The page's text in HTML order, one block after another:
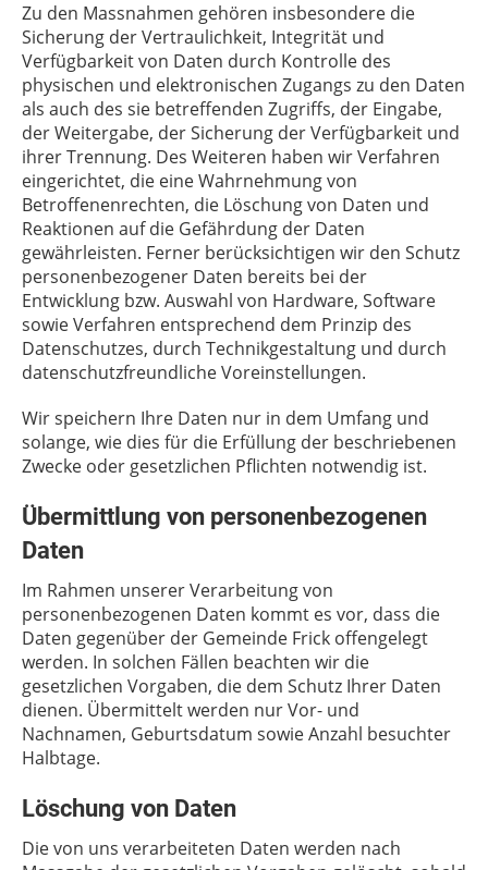
Zu den Massnahmen gehören insbesondere die
Sicherung der Vertraulichkeit, Integrität und
Verfügbarkeit von Daten durch Kontrolle des
physischen und elektronischen Zugangs zu den Daten
als auch des sie betreffenden Zugriffs, der Eingabe,
der Weitergabe, der Sicherung der Verfügbarkeit und
ihrer Trennung. Des Weiteren haben wir Verfahren
eingerichtet, die eine Wahrnehmung von
Betroffenenrechten, die Löschung von Daten und
Reaktionen auf die Gefährdung der Daten
gewährleisten. Ferner berücksichtigen wir den Schutz
personenbezogener Daten bereits bei der
Entwicklung bzw. Auswahl von Hardware, Software
sowie Verfahren entsprechend dem Prinzip des
Datenschutzes, durch Technikgestaltung und durch
datenschutzfreundliche Voreinstellungen.
Wir speichern Ihre Daten nur in dem Umfang und
solange, wie dies für die Erfüllung der beschriebenen
Zwecke oder gesetzlichen Pflichten notwendig ist.
Übermittlung von personenbezogenen
Daten
Im Rahmen unserer Verarbeitung von
personenbezogenen Daten kommt es vor, dass die
Daten gegenüber der Gemeinde Frick offengelegt
werden. In solchen Fällen beachten wir die
gesetzlichen Vorgaben, die dem Schutz Ihrer Daten
dienen. Übermittelt werden nur Vor- und
Nachnamen, Geburtsdatum sowie Anzahl besuchter
Halbtage.
Löschung von Daten
Die von uns verarbeiteten Daten werden nach